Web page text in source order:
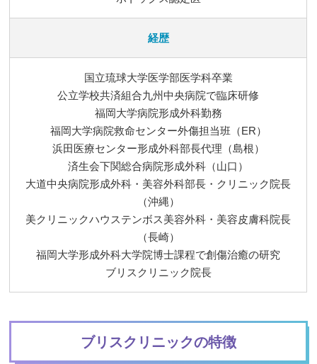
経歴
国立琉球大学医学部医学科卒業
公立学校共済組合九州中央病院で臨床研修
福岡大学病院形成外科勤務
福岡大学病院救命センター外傷担当班（ER）
浜田医療センター形成外科部長代理（島根）
済生会下関総合病院形成外科（山口）
大道中央病院形成外科・美容外科部長・クリニック院長
（沖縄）
美クリニックハウステンボス美容外科・美容皮膚科院長
（長崎）
福岡大学形成外科大学院博士課程で創傷治癒の研究
ブリスクリニック院長
ブリスクリニックの特徴